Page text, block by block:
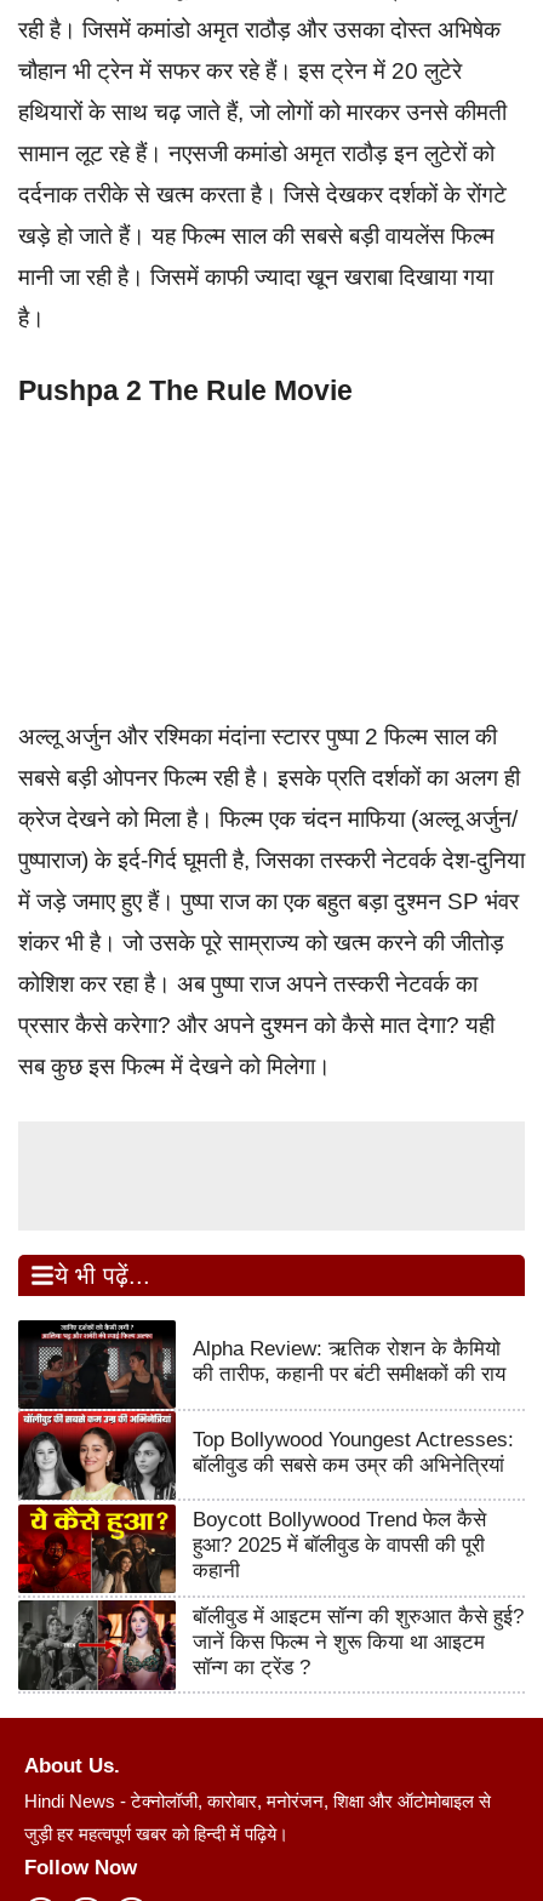
रही है। जिसमें कमांडो अमृत राठौड़ और उसका दोस्त अभिषेक
चौहान भी ट्रेन में सफर कर रहे हैं। इस ट्रेन में 20 लुटेरे
हथियारों के साथ चढ़ जाते हैं, जो लोगों को मारकर उनसे कीमती
सामान लूट रहे हैं। नएसजी कमांडो अमृत राठौड़ इन लुटेरों को
दर्दनाक तरीके से खत्म करता है। जिसे देखकर दर्शकों के रोंगटे
खड़े हो जाते हैं। यह फिल्म साल की सबसे बड़ी वायलेंस फिल्म
मानी जा रही है। जिसमें काफी ज्यादा खून खराबा दिखाया गया
है।
Pushpa 2 The Rule Movie
अल्लू अर्जुन और रश्मिका मंदांना स्टारर पुष्पा 2 फिल्म साल की
सबसे बड़ी ओपनर फिल्म रही है। इसके प्रति दर्शकों का अलग ही
क्रेज देखने को मिला है। फिल्म एक चंदन माफिया (अल्लू अर्जुन/
पुष्पाराज) के इर्द-गिर्द घूमती है, जिसका तस्करी नेटवर्क देश-दुनिया
में जड़े जमाए हुए हैं। पुष्पा राज का एक बहुत बड़ा दुश्मन SP भंवर
शंकर भी है। जो उसके पूरे साम्राज्य को खत्म करने की जीतोड़
कोशिश कर रहा है। अब पुष्पा राज अपने तस्करी नेटवर्क का
प्रसार कैसे करेगा? और अपने दुश्मन को कैसे मात देगा? यही
सब कुछ इस फिल्म में देखने को मिलेगा।
ये भी पढ़ें...
Alpha Review: ऋतिक रोशन के कैमियो
की तारीफ, कहानी पर बंटी समीक्षकों की राय
Top Bollywood Youngest Actresses:
बॉलीवुड की सबसे कम उम्र की अभिनेत्रियां
Boycott Bollywood Trend फेल कैसे
हुआ? 2025 में बॉलीवुड के वापसी की पूरी
कहानी
बॉलीवुड में आइटम सॉन्ग की शुरुआत कैसे हुई?
जानें किस फिल्म ने शुरू किया था आइटम
सॉन्ग का ट्रेंड ?
About Us.
Hindi News - टेक्नोलॉजी, कारोबार, मनोरंजन, शिक्षा और ऑटोमोबाइल से
जुड़ी हर महत्वपूर्ण खबर को हिन्दी में पढ़िये।
Follow Now